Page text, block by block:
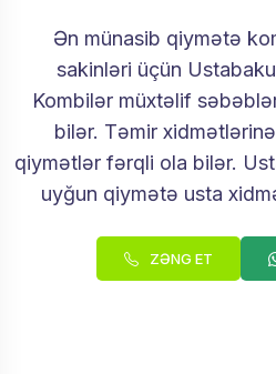
Ən münasib qiymətə
sakinləri üçün
Kombilər müxtəlif
bilər. Təmir
qiymətlər fərqli ola bilər.
uyğun qiymətə usta
ZƏNG ET